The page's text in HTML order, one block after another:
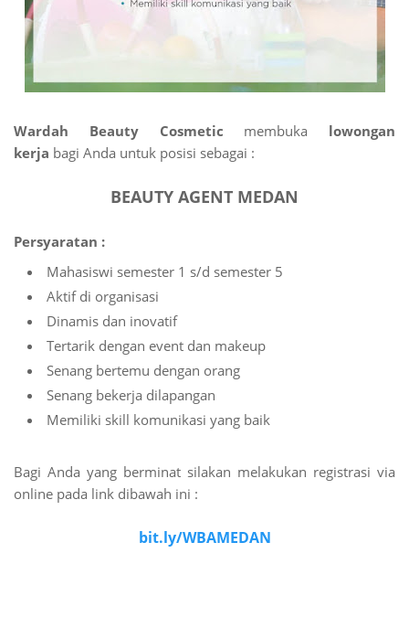
Wardah Beauty Cosmetic membuka lowongan
kerja bagi Anda untuk posisi sebagai :
BEAUTY AGENT MEDAN
Persyaratan :
Mahasiswi semester 1 s/d semester 5
Aktif di organisasi
Dinamis dan inovatif
Tertarik dengan event dan makeup
Senang bertemu dengan orang
Senang bekerja dilapangan
Memiliki skill komunikasi yang baik
Bagi Anda yang berminat silakan melakukan registrasi via
online pada link dibawah ini :
bit.ly/WBAMEDAN